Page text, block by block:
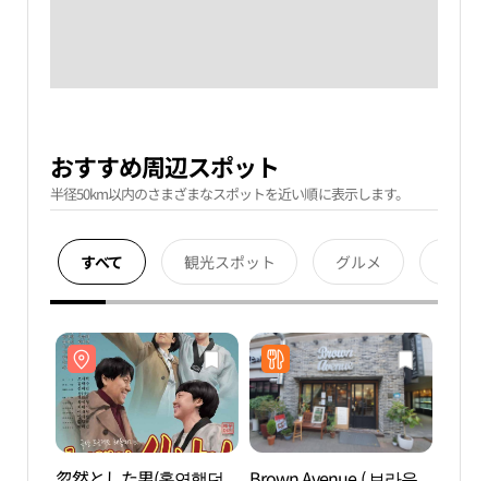
おすすめ周辺スポット
半径50km以内のさまざまなスポットを近い順に表示します。
すべて 観光スポット グルメ